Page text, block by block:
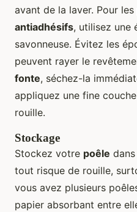
avant de la laver. Pour les
antiadhésifs, utilisez une
savonneuse. Évitez les
peuvent rayer le
fonte, séchez-la
appliquez une fine
rouille.
Stockage
Stockez votre poêle
tout risque de rouille,
vous avez plusieurs
papier absorbant entre